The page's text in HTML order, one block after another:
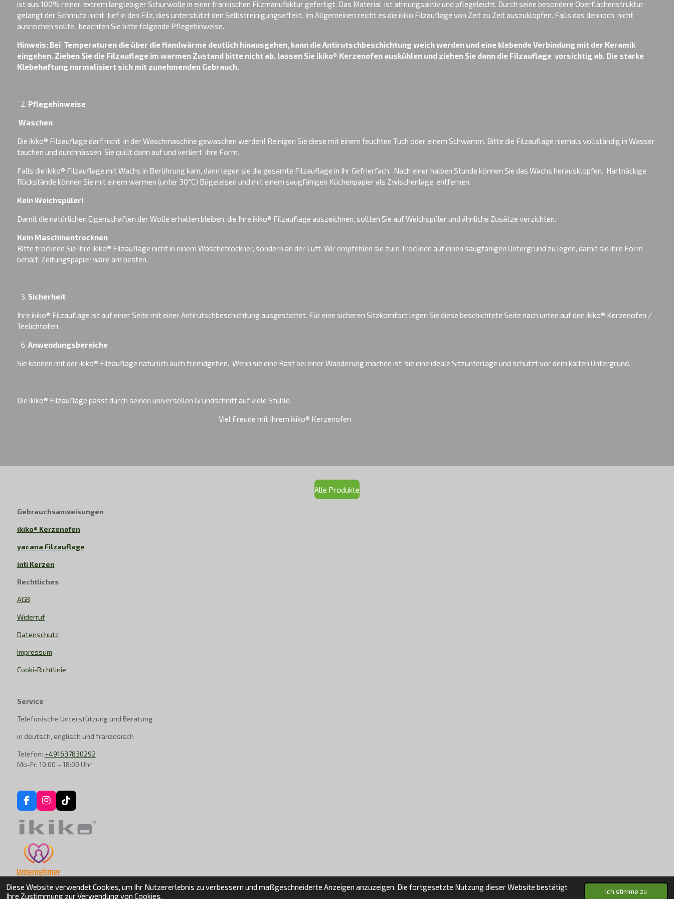
Diese Website verwendet Cookies, um Ihr Nutzererlebnis zu verbessern und maßgeschneiderte Anzeigen anzuzeigen. Die fortgesetzte Nutzung dieser Website bestätigt
Ihre Zustimmung zur Verwendung von Cookies.
Ich stimme zu
ist aus 100% reiner, extrem langlebiger Schurwolle in einer fränkischen Filzmanufaktur gefertigt. Das Material ist atmungsaktiv und pflegeleicht. Durch seine besondere Oberflächenstruktur
gelangt der Schmutz nicht tief in den Filz, dies unterstützt den Selbstreinigungseffekt. Im Allgemeinen reicht es die ikiko Filzauflage von Zeit zu Zeit auszuklopfen. Falls das dennoch nicht
ausreichen sollte, beachten Sie bitte folgende Pflegehinweise.
Hinweis: Bei Temperaturen die über die Handwärme deutlich hinausgehen, kann die Antirutschbeschichtung weich werden und eine klebende Verbindung mit der Keramik
eingehen. Ziehen Sie die Filzauflage im warmen Zustand bitte nicht ab, lassen Sie ikiko® Kerzenofen auskühlen und ziehen Sie dann die Filzauflage vorsichtig ab. Die starke
Klebehaftung normalisiert sich mit zunehmenden Gebrauch.
Pflegehinweise
Waschen
Die ikiko® Filzauflage darf nicht in der Waschmaschine gewaschen werden! Reinigen Sie diese mit einem feuchten Tuch oder einem Schwamm. Bitte die Filzauflage niemals vollständig in Wasser
tauchen und durchnässen. Sie quillt dann auf und verliert ihre Form.
Falls die ikiko® Filzauflage mit Wachs in Berührung kam, dann legen sie die gesamte Filzauflage in Ihr Gefrierfach. Nach einer halben Stunde können Sie das Wachs herausklopfen. Hartnäckige
Rückstände können Sie mit einem warmen (unter 30°C) Bügeleisen und mit einem saugfähigen Küchenpapier als Zwischenlage, entfernen.
Kein Weichspüler!
Damit die natürlichen Eigenschaften der Wolle erhalten bleiben, die Ihre ikiko® Filzauflage auszeichnen, sollten Sie auf Weichspüler und ähnliche Zusätze verzichten.
Kein Maschinentrocknen
Bitte trocknen Sie Ihre ikiko® Filzauflage nicht in einem Wäschetrockner, sondern an der Luft. Wir empfehlen sie zum Trocknen auf einen saugfähigen Untergrund zu legen, damit sie ihre Form
behält. Zeitungspapier wäre am besten.
Sicherheit
Ihre ikiko® Filzauflage ist auf einer Seite mit einer Antirutschbeschichtung ausgestattet. Für eine sicheren Sitzkomfort legen Sie diese beschichtete Seite nach unten auf den ikiko® Kerzenofen /
Teelichtofen.
Anwendungsbereiche
Sie können mit der ikiko® Filzauflage natürlich auch fremdgehen. Wenn sie eine Rast bei einer Wanderung machen ist sie eine ideale Sitzunterlage und schützt vor dem kalten Untergrund.
Die ikiko® Filzauflage passt durch seinen universellen Grundschnitt auf viele Stühle.
Viel Freude mit Ihrem ikiko® Kerzenofen
Alle Produkte
Gebrauchsanweisungen
ikiko® Kerzenofen
yacana Filzauflage
inti Kerzen
Rechtliches
AGB
Widerruf
Datenschutz
Impressum
Cooki-Richtlinie
Service
Telefonische Unterstützung und Beratung
in deutsch, englisch und französisch
Telefon: +491637830292
Mo-Fr: 10:00 – 18:00 Uhr
F
a
c
o
o
k
I
n
s
g
r
a
m
T
i
k
T
© 2024 - 2026 kerzenofen/teelichtofen